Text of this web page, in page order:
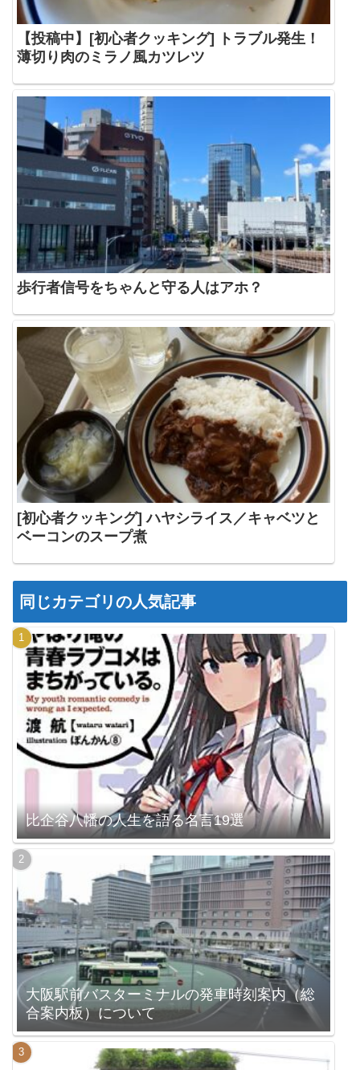
【投稿中】[初心者クッキング] トラブル発生！
薄切り肉のミラノ風カツレツ
歩行者信号をちゃんと守る人はアホ？
[初心者クッキング] ハヤシライス／キャベツと
ベーコンのスープ煮
同じカテゴリの人気記事
比企谷八幡の人生を語る名言19選
大阪駅前バスターミナルの発車時刻案内（総
合案内板）について